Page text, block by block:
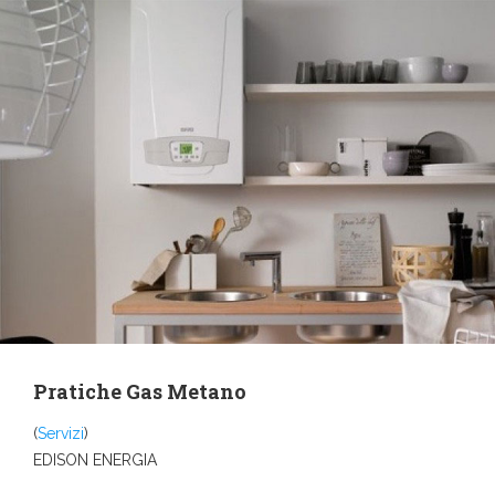
Pratiche Gas Metano
(Servizi)
EDISON ENERGIA